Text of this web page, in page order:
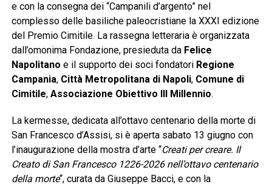
e con la consegna dei “Campanili d’argento” nel
complesso delle basiliche paleocristiane la XXXI edizione
del Premio Cimitile. La rassegna letteraria è organizzata
dall’omonima Fondazione, presieduta da Felice
Napolitano e il supporto dei soci fondatori Regione
Campania, Città Metropolitana di Napoli, Comune di
Cimitile, Associazione Obiettivo III Millennio.
La kermesse, dedicata all’ottavo centenario della morte di
San Francesco d’Assisi, si è aperta sabato 13 giugno con
l’inaugurazione della mostra d’arte “Creati per creare. Il
Creato di San Francesco 1226-2026 nell’ottavo centenario
della morte“, curata da Giuseppe Bacci, e con la